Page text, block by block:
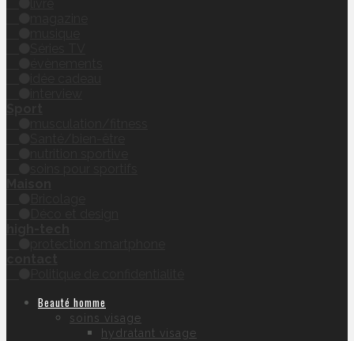
Beauté homme
soins visage
hydratant visage